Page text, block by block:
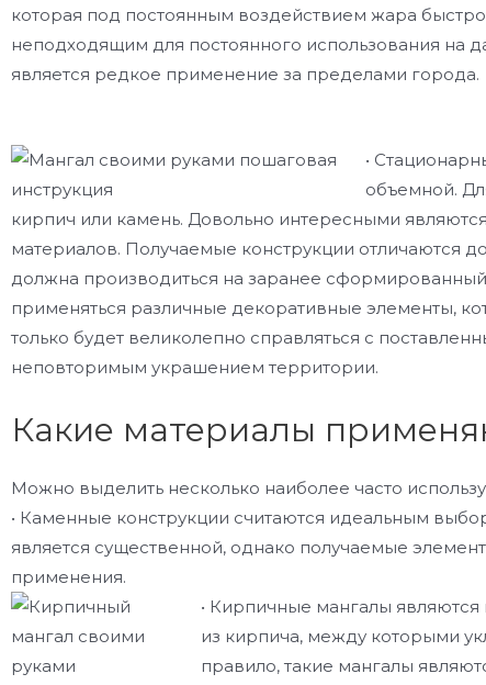
которая под постоянным воздействием жара
неподходящим для постоянного использования на
является редкое применение за пределами города.
•
объемной.
кирпич или камень. Довольно интересными
материалов. Получаемые конструкции отличаются
должна производиться на заранее
применяться различные декоративные элементы,
только будет великолепно справляться с
неповторимым украшением территории.
Какие материалы
Можно выделить несколько наиболее часто
• Каменные конструкции считаются идеальным
является существенной, однако получаемые
применения.
• Кирпичные мангалы
из кирпича, между которыми
правило, такие мангалы